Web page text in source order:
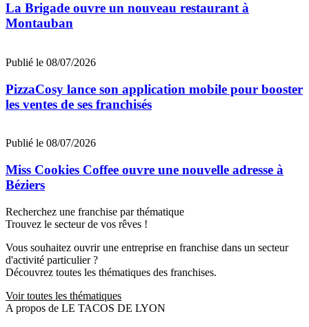
La Brigade ouvre un nouveau restaurant à
Montauban
Publié le 08/07/2026
PizzaCosy lance son application mobile pour booster
les ventes de ses franchisés
Publié le 08/07/2026
Miss Cookies Coffee ouvre une nouvelle adresse à
Béziers
Recherchez une franchise par thématique
Trouvez le secteur de vos rêves !
Vous souhaitez ouvrir une entreprise en franchise dans un secteur
d'activité particulier ?
Découvrez toutes les thématiques des franchises.
Voir toutes les thématiques
A propos de LE TACOS DE LYON